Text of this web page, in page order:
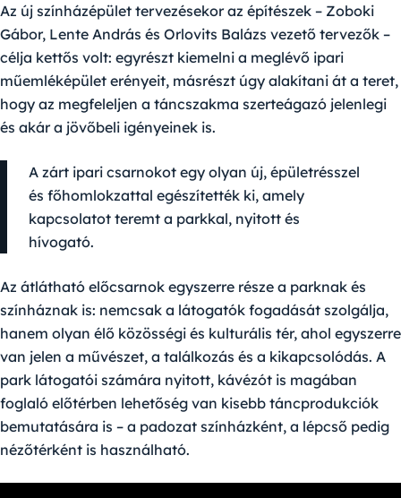
Az új színházépület tervezésekor az építészek – Zoboki
Gábor, Lente András és Orlovits Balázs vezető tervezők –
célja kettős volt: egyrészt kiemelni a meglévő ipari
műemléképület erényeit, másrészt úgy alakítani át a teret,
hogy az megfeleljen a táncszakma szerteágazó jelenlegi
és akár a jövőbeli igényeinek is.
A zárt ipari csarnokot egy olyan új, épületrésszel
és főhomlokzattal egészítették ki, amely
kapcsolatot teremt a parkkal, nyitott és
hívogató.
Az átlátható előcsarnok egyszerre része a parknak és
színháznak is: nemcsak a látogatók fogadását szolgálja,
hanem olyan élő közösségi és kulturális tér, ahol egyszerre
van jelen a művészet, a találkozás és a kikapcsolódás. A
park látogatói számára nyitott, kávézót is magában
foglaló előtérben lehetőség van kisebb táncprodukciók
bemutatására is – a padozat színházként, a lépcső pedig
nézőtérként is használható.